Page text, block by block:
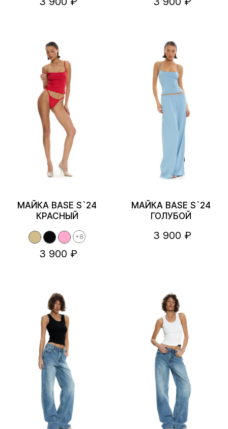
МАЙКА BASE S`24
КРАСНЫЙ
+8
3 900 ₽
МАЙКА BASE S`24
ГОЛУБОЙ
3 900 ₽